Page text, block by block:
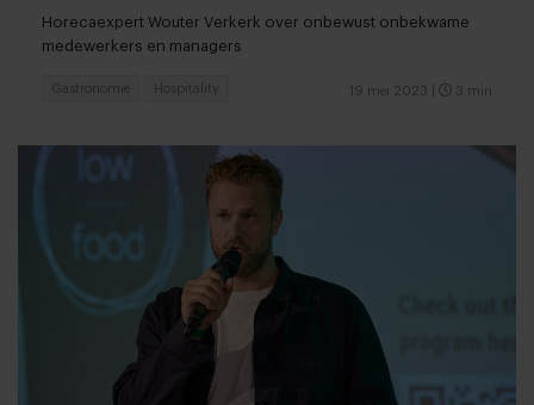
Horecaexpert Wouter Verkerk over onbewust onbekwame
medewerkers en managers
19 mei 2023 3 min
Gastronomie Hospitality